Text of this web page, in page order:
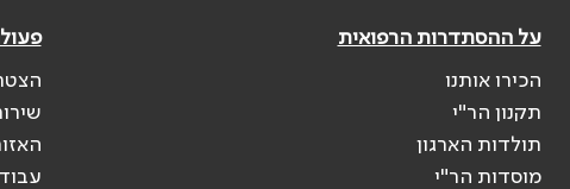
על ההסתדרות הרפואית
הכירו אותנו
תקנון הר"י
תולדות הארגון
מוסדות הר"י